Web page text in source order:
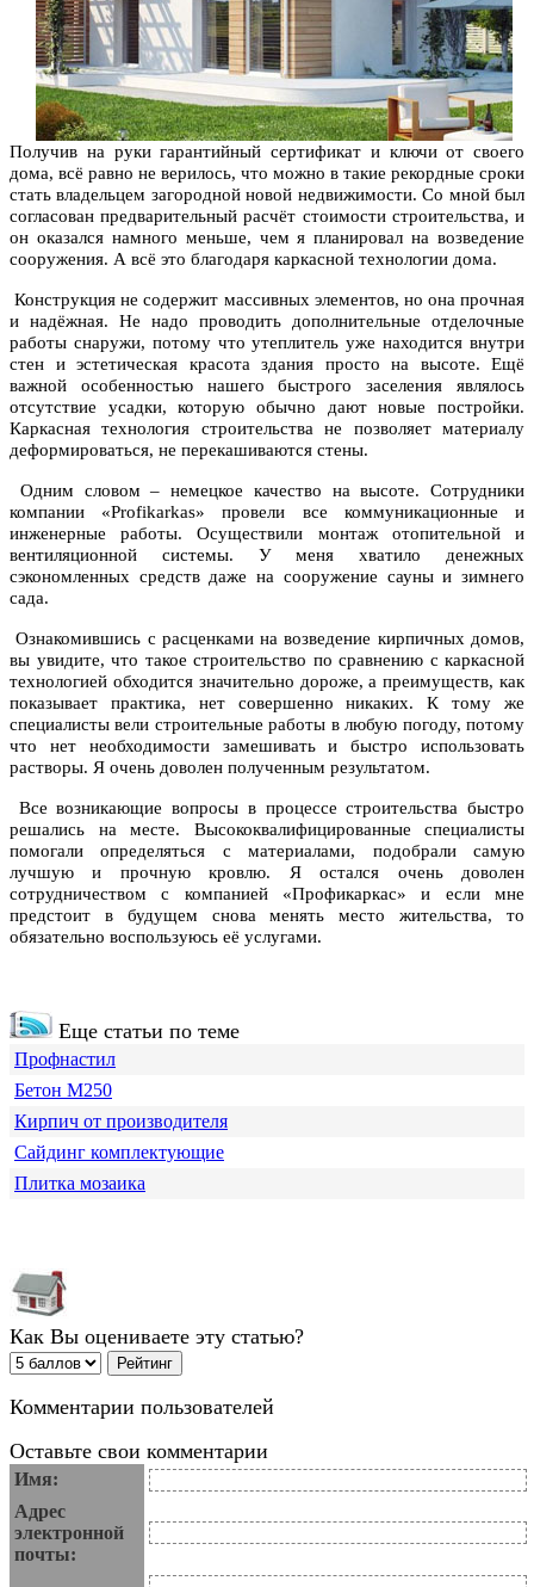
Получив на руки гарантийный сертификат и ключи от своего
дома, всё равно не верилось, что можно в такие рекордные сроки
стать владельцем загородной новой недвижимости. Со мной был
согласован предварительный расчёт стоимости строительства, и
он оказался намного меньше, чем я планировал на возведение
сооружения. А всё это благодаря каркасной технологии дома.
Конструкция не содержит массивных элементов, но она прочная
и надёжная. Не надо проводить дополнительные отделочные
работы снаружи, потому что утеплитель уже находится внутри
стен и эстетическая красота здания просто на высоте. Ещё
важной особенностью нашего быстрого заселения являлось
отсутствие усадки, которую обычно дают новые постройки.
Каркасная технология строительства не позволяет материалу
деформироваться, не перекашиваются стены.
Одним словом – немецкое качество на высоте. Сотрудники
компании «Profikarkas» провели все коммуникационные и
инженерные работы. Осуществили монтаж отопительной и
вентиляционной системы. У меня хватило денежных
сэкономленных средств даже на сооружение сауны и зимнего
сада.
Ознакомившись с расценками на возведение кирпичных домов,
вы увидите, что такое строительство по сравнению с каркасной
технологией обходится значительно дороже, а преимуществ, как
показывает практика, нет совершенно никаких. К тому же
специалисты вели строительные работы в любую погоду, потому
что нет необходимости замешивать и быстро использовать
растворы. Я очень доволен полученным результатом.
Все возникающие вопросы в процессе строительства быстро
решались на месте. Высококвалифицированные специалисты
помогали определяться с материалами, подобрали самую
лучшую и прочную кровлю. Я остался очень доволен
сотрудничеством с компанией «Профикаркас» и если мне
предстоит в будущем снова менять место жительства, то
обязательно воспользуюсь её услугами.
Еще статьи по теме
Профнастил
Бетон М250
Кирпич от производителя
Сайдинг комплектующие
Плитка мозаика
Как Вы оцениваете эту статью?
Комментарии пользователей
Оставьте свои комментарии
Имя:
Адрес
электронной
почты: